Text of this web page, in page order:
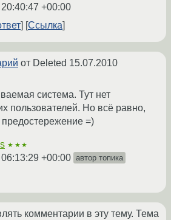
+00:00
Ссылка
от Deleted 15.07.2010
система. Тут нет
пользователей. Но всё равно,
предостережение =)
★★★
+00:00 автор топика
комментарии в эту тему. Тема